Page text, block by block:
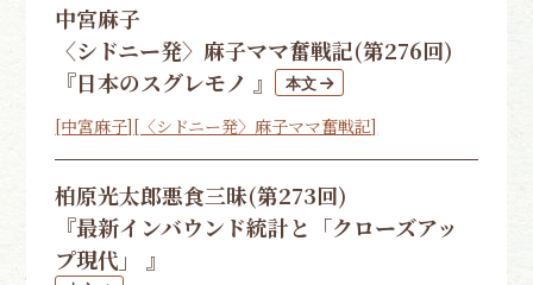
中宮麻子
〈シドニー発〉麻子ママ奮戦記(第276回)
『日本のスグレモノ 』
[中宮麻子][〈シドニー発〉麻子ママ奮戦記]
柏原光太郎悪食三昧(第273回)
『最新インバウンド統計と「クローズアッ
プ現代」 』